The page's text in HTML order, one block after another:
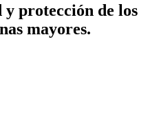
y protección de los
mayores.